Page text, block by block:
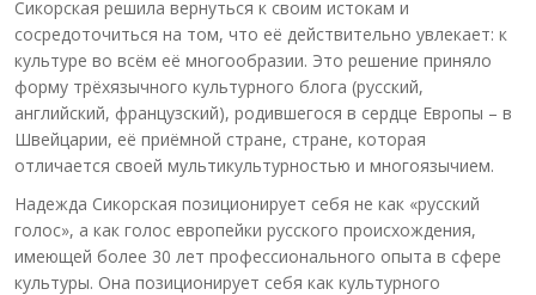
Сикорская решила вернуться к своим истокам и
сосредоточиться на том, что её действительно увлекает: к
культуре во всём её многообразии. Это решение приняло
форму трёхязычного культурного блога (русский,
английский, французский), родившегося в сердце Европы – в
Швейцарии, её приёмной стране, стране, которая
отличается своей мультикультурностью и многоязычием.
Надежда Сикорская позиционирует себя не как «русский
голос», а как голос европейки русского происхождения,
имеющей более 30 лет профессионального опыта в сфере
культуры. Она позиционирует себя как культурного